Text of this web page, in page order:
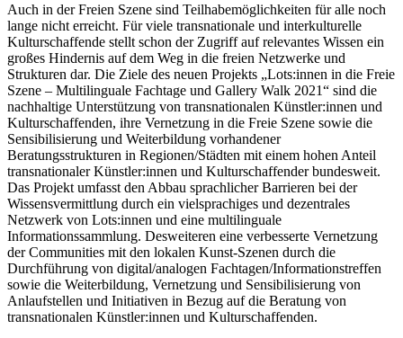
Auch in der Freien Szene sind Teilhabemöglichkeiten für alle noch
lange nicht erreicht. Für viele transnationale und interkulturelle
Kulturschaffende stellt schon der Zugriff auf relevantes Wissen ein
großes Hindernis auf dem Weg in die freien Netzwerke und
Strukturen dar. Die Ziele des neuen Projekts „Lots:innen in die Freie
Szene – Multilinguale Fachtage und Gallery Walk 2021“ sind die
nachhaltige Unterstützung von transnationalen Künstler:innen und
Kulturschaffenden, ihre Vernetzung in die Freie Szene sowie die
Sensibilisierung und Weiterbildung vorhandener
Beratungsstrukturen in Regionen/Städten mit einem hohen Anteil
transnationaler Künstler:innen und Kulturschaffender bundesweit.
Das Projekt umfasst den Abbau sprachlicher Barrieren bei der
Wissensvermittlung durch ein vielsprachiges und dezentrales
Netzwerk von Lots:innen und eine multilinguale
Informationssammlung. Desweiteren eine verbesserte Vernetzung
der Communities mit den lokalen Kunst-Szenen durch die
Durchführung von digital/analogen Fachtagen/Informationstreffen
sowie die Weiterbildung, Vernetzung und Sensibilisierung von
Anlaufstellen und Initiativen in Bezug auf die Beratung von
transnationalen Künstler:innen und Kulturschaffenden.